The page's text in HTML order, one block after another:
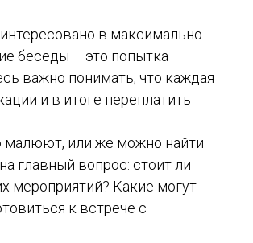
в максимально
беседы – это попытка
важно понимать, что каждая
и в итоге переплатить
малюют, или же можно найти
главный вопрос: стоит ли
мероприятий? Какие могут
к встрече с